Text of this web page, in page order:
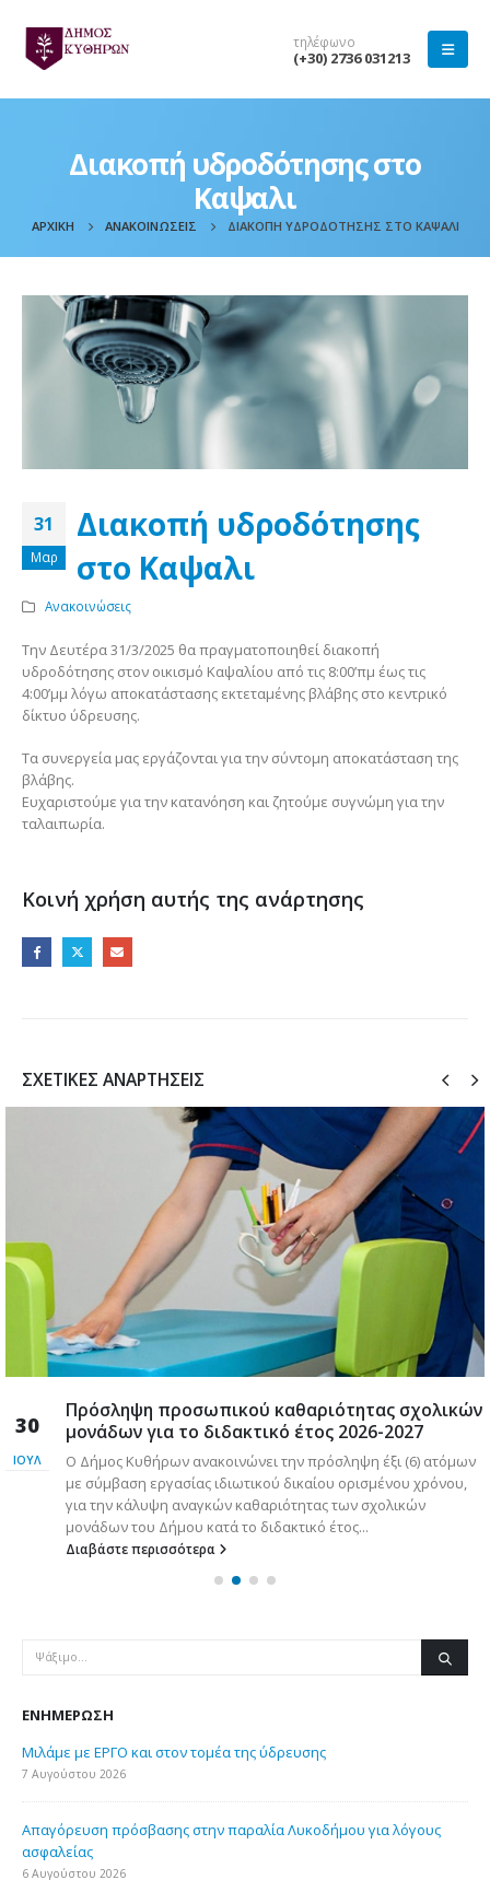
τηλέφωνο
(+30) 2736 031213
Διακοπή υδροδότησης στο
Καψαλι
ΑΡΧΙΚΉ ΑΝΑΚΟΙΝΏΣΕΙΣ ΔΙΑΚΟΠΉ ΥΔΡΟΔΌΤΗΣΗΣ ΣΤΟ ΚΑΨΑΛΙ
31
Μαρ
Διακοπή υδροδότησης
στο Καψαλι
Ανακοινώσεις
Την Δευτέρα 31/3/2025 θα πραγματοποιηθεί διακοπή
υδροδότησης στον οικισμό Καψαλίου από τις 8:00’πμ έως τις
4:00’μμ λόγω αποκατάστασης εκτεταμένης βλάβης στο κεντρικό
δίκτυο ύδρευσης.
Τα συνεργεία μας εργάζονται για την σύντομη αποκατάσταση της
βλάβης.
Ευχαριστούμε για την κατανόηση και ζητούμε συγνώμη για την
ταλαιπωρία.
Κοινή χρήση αυτής της ανάρτησης
ΣΧΕΤΙΚΈΣ ΑΝΑΡΤΉΣΕΙΣ
30
ΙΟΎΛ
Πρόσληψη προσωπικού καθαριότητας σχολικών
μονάδων για το διδακτικό έτος 2026-2027
Ο Δήμος Κυθήρων ανακοινώνει την πρόσληψη έξι (6) ατόμων
με σύμβαση εργασίας ιδιωτικού δικαίου ορισμένου χρόνου,
για την κάλυψη αναγκών καθαριότητας των σχολικών
μονάδων του Δήμου κατά το διδακτικό έτος...
Διαβάστε περισσότερα
ΕΝΗΜΈΡΩΣΗ
Μιλάμε με ΕΡΓΟ και στον τομέα της ύδρευσης
7 Αυγούστου 2026
Απαγόρευση πρόσβασης στην παραλία Λυκοδήμου για λόγους
ασφαλείας
6 Αυγούστου 2026